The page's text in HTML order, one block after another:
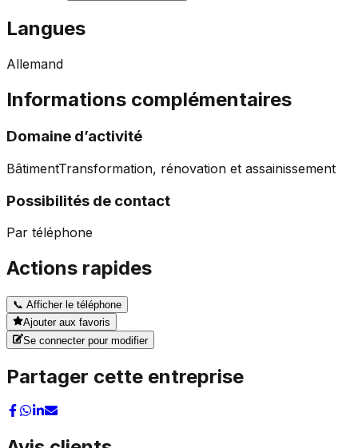
Langues
Allemand
Informations complémentaires
Domaine d’activité
BâtimentTransformation, rénovation et assainissement
Possibilités de contact
Par téléphone
Actions rapides
📞 Afficher le téléphone
Ajouter aux favoris
Se connecter pour modifier
Partager cette entreprise